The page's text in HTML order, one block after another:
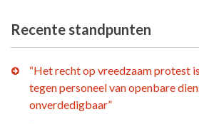
Recente standpunten
“Het recht op vreedzaam protest
tegen personeel van openbare
onverdedigbaar”